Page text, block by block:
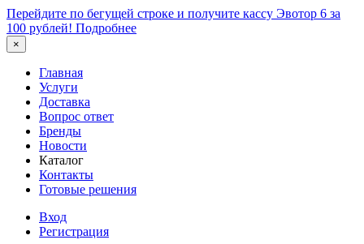
Перейдите по бегущей строке и получите кассу Эвотор 6 за
100 рублей! Подробнее
×
Главная
Услуги
Доставка
Вопрос ответ
Бренды
Новости
Каталог
Контакты
Готовые решения
Вход
Регистрация